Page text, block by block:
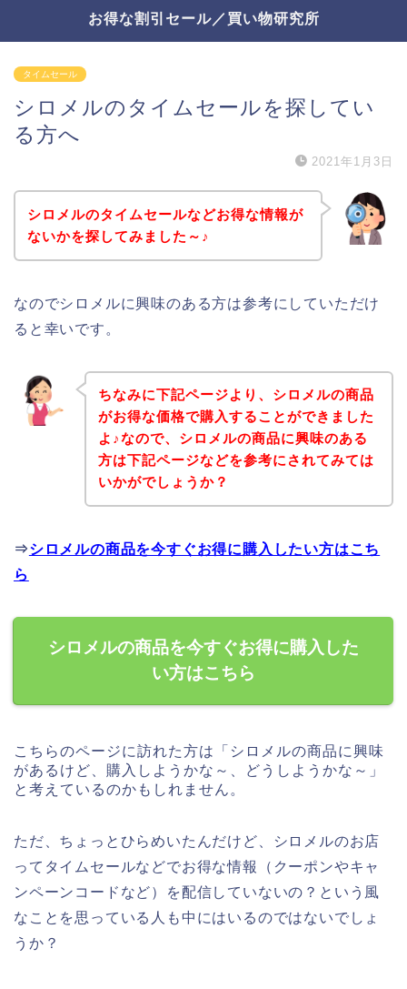
お得な割引セール／買い物研究所
タイムセール
シロメルのタイムセールを探してい
る方へ
2021年1月3日
シロメルのタイムセールなどお得な情報が
ないかを探してみました～♪
なのでシロメルに興味のある方は参考にしていただけ
ると幸いです。
ちなみに下記ページより、シロメルの商品
がお得な価格で購入することができました
よ♪なので、シロメルの商品に興味のある
方は下記ページなどを参考にされてみては
いかがでしょうか？
⇒シロメルの商品を今すぐお得に購入したい方はこち
ら
シロメルの商品を今すぐお得に購入した
い方はこちら
こちらのページに訪れた方は「シロメルの商品に興味
があるけど、購入しようかな～、どうしようかな～」
と考えているのかもしれません。
ただ、ちょっとひらめいたんだけど、シロメルのお店
ってタイムセールなどでお得な情報（クーポンやキャ
ンペーンコードなど）を配信していないの？という風
なことを思っている人も中にはいるのではないでしょ
うか？